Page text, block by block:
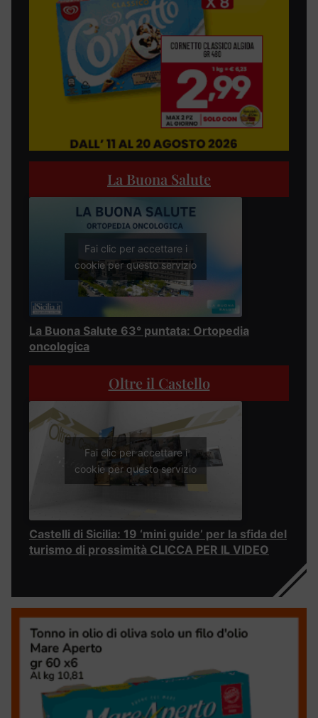
La Buona Salute
Fai clic per accettare i
cookie per questo servizio
La Buona Salute 63° puntata: Ortopedia
oncologica
Oltre il Castello
Fai clic per accettare i
cookie per questo servizio
Castelli di Sicilia: 19 ‘mini guide’ per la sfida del
turismo di prossimità CLICCA PER IL VIDEO